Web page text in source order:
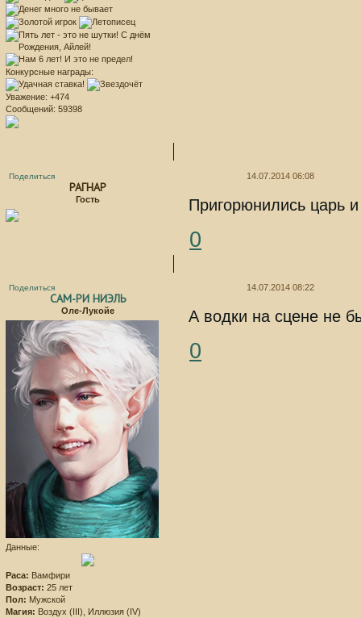
Конкурсные награды:
Уважение: +474
Сообщений: 59398
Поделиться 14.07.2014 06:08
РАГНАР
Гость Пригорюнились царь
0
Поделиться 14.07.2014 08:22
САМ-РИ НИЭЛЬ
Оле-Лукойе
Данные:
Раса: Вамфири
Возраст: 25 лет
Пол: Мужской
Магия: Воздух (III), Иллюзия (IV)
А водки на сцене не
0